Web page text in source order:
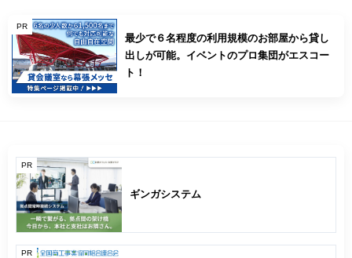
PR
最少で６名程度の利用規模のお部屋から貸し
出しが可能。イベントのプロ集団がエスコー
ト！
PR
ギンガシステム
PR